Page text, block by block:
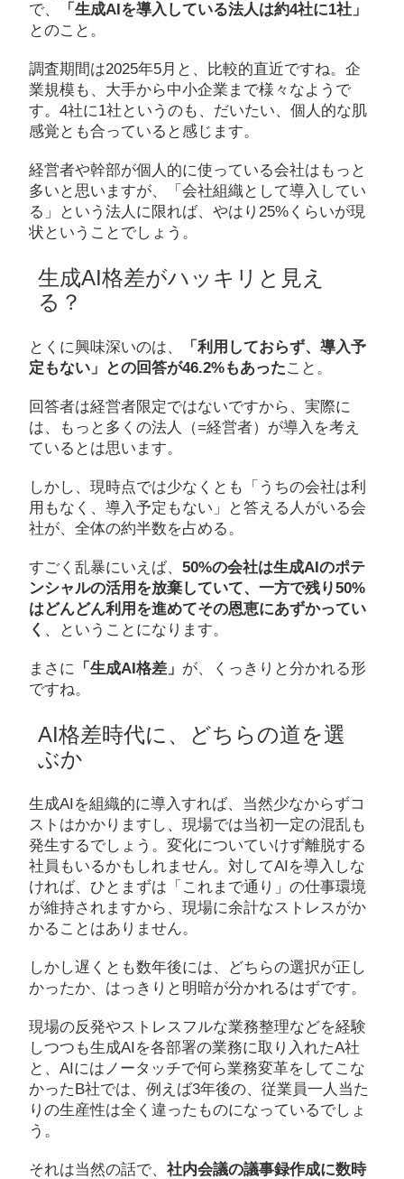
で、
「生成AIを導入している法人は約4社に1社」
とのこと。
調査期間は2025年5月と、比較的直近ですね。企
業規模も、大手から中小企業まで様々なようで
す。4社に1社というのも、だいたい、個人的な肌
感覚とも合っていると感じます。
経営者や幹部が個人的に使っている会社はもっと
多いと思いますが、「会社組織として導入してい
る」という法人に限れば、やはり25%くらいが現
状ということでしょう。
生成AI格差がハッキリと見え
る？
とくに興味深いのは、
「利用しておらず、導入予
定もない」との回答が46.2%もあったこと。
回答者は経営者限定ではないですから、実際に
は、もっと多くの法人（=経営者）が導入を考え
ているとは思います。
しかし、現時点では少なくとも「うちの会社は利
用もなく、導入予定もない」と答える人がいる会
社が、全体の約半数を占める。
すごく乱暴にいえば、50%の会社は生成AIのポテ
ンシャルの活用を放棄していて、一方で残り50%
はどんどん利用を進めてその恩恵にあずかってい
く 、ということになります。
まさに 「生成AI格差」 が、くっきりと分かれる形
ですね。
AI格差時代に、どちらの道を選
ぶか
生成AIを組織的に導入すれば、当然少なからずコ
ストはかかりますし、現場では当初一定の混乱も
発生するでしょう。変化についていけず離脱する
社員もいるかもしれません。対してAIを導入しな
ければ、ひとまずは「これまで通り」の仕事環境
が維持されますから、現場に余計なストレスがか
かることはありません。
しかし遅くとも数年後には、どちらの選択が正し
かったか、はっきりと明暗が分かれるはずです。
現場の反発やストレスフルな業務整理などを経験
しつつも生成AIを各部署の業務に取り入れたA社
と、AIにはノータッチで何ら業務変革をしてこな
かったB社では、例えば3年後の、従業員一人当た
りの生産性は全く違ったものになっているでしょ
う。
それは当然の話で、社内会議の議事録作成に数時